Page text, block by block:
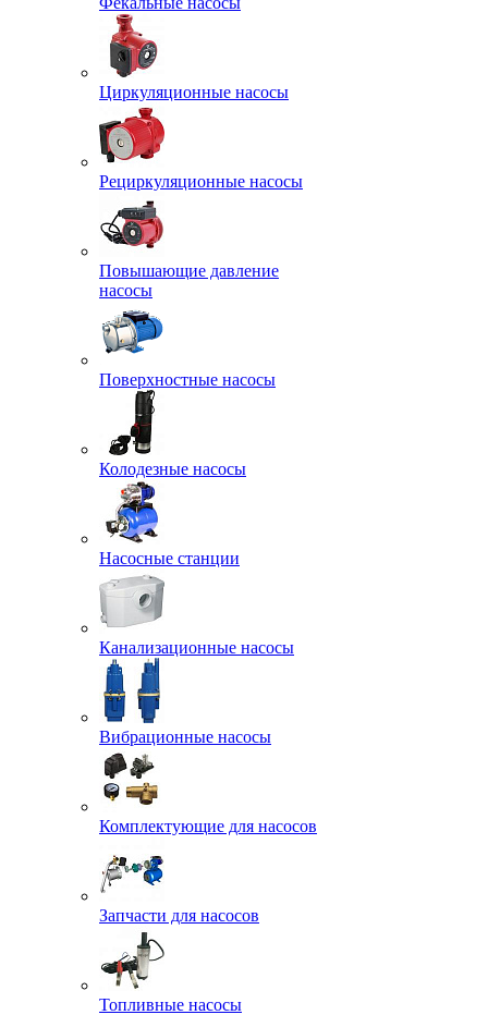
Циркуляционные насосы
Рециркуляционные насосы
Повышающие давление
насосы
Поверхностные насосы
Колодезные насосы
Насосные станции
Канализационные насосы
Вибрационные насосы
Комплектующие для насосов
Запчасти для насосов
Топливные насосы